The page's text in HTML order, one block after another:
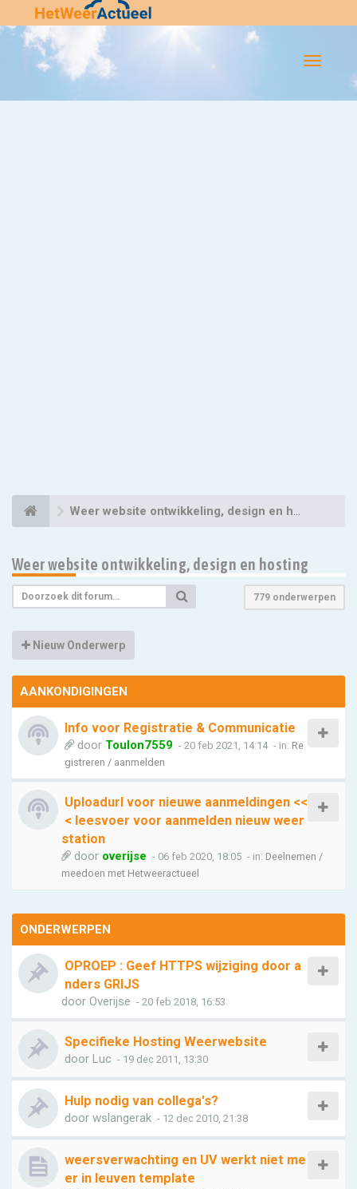
Flip-
Weer website ontwikkeling, design en hosting
Weer website ontwikkeling, design en hosting
779 onderwerpen
Nieuw Onderwerp
AANKONDIGINGEN
Info voor Registratie & Communicatie
door Toulon7559 - 20 feb 2021, 14:14 - in: Re
gistreren / aanmelden
Uploadurl voor nieuwe aanmeldingen <<
< leesvoer voor aanmelden nieuw weer
station
door overijse - 06 feb 2020, 18:05 - in: Deelnemen /
meedoen met Hetweeractueel
ONDERWERPEN
OPROEP : Geef HTTPS wijziging door a
nders GRIJS
door Overijse - 20 feb 2018, 16:53
Specifieke Hosting Weerwebsite
door Luc - 19 dec 2011, 13:30
Hulp nodig van collega's?
door wslangerak - 12 dec 2010, 21:38
weersverwachting en UV werkt niet me
er in leuven template